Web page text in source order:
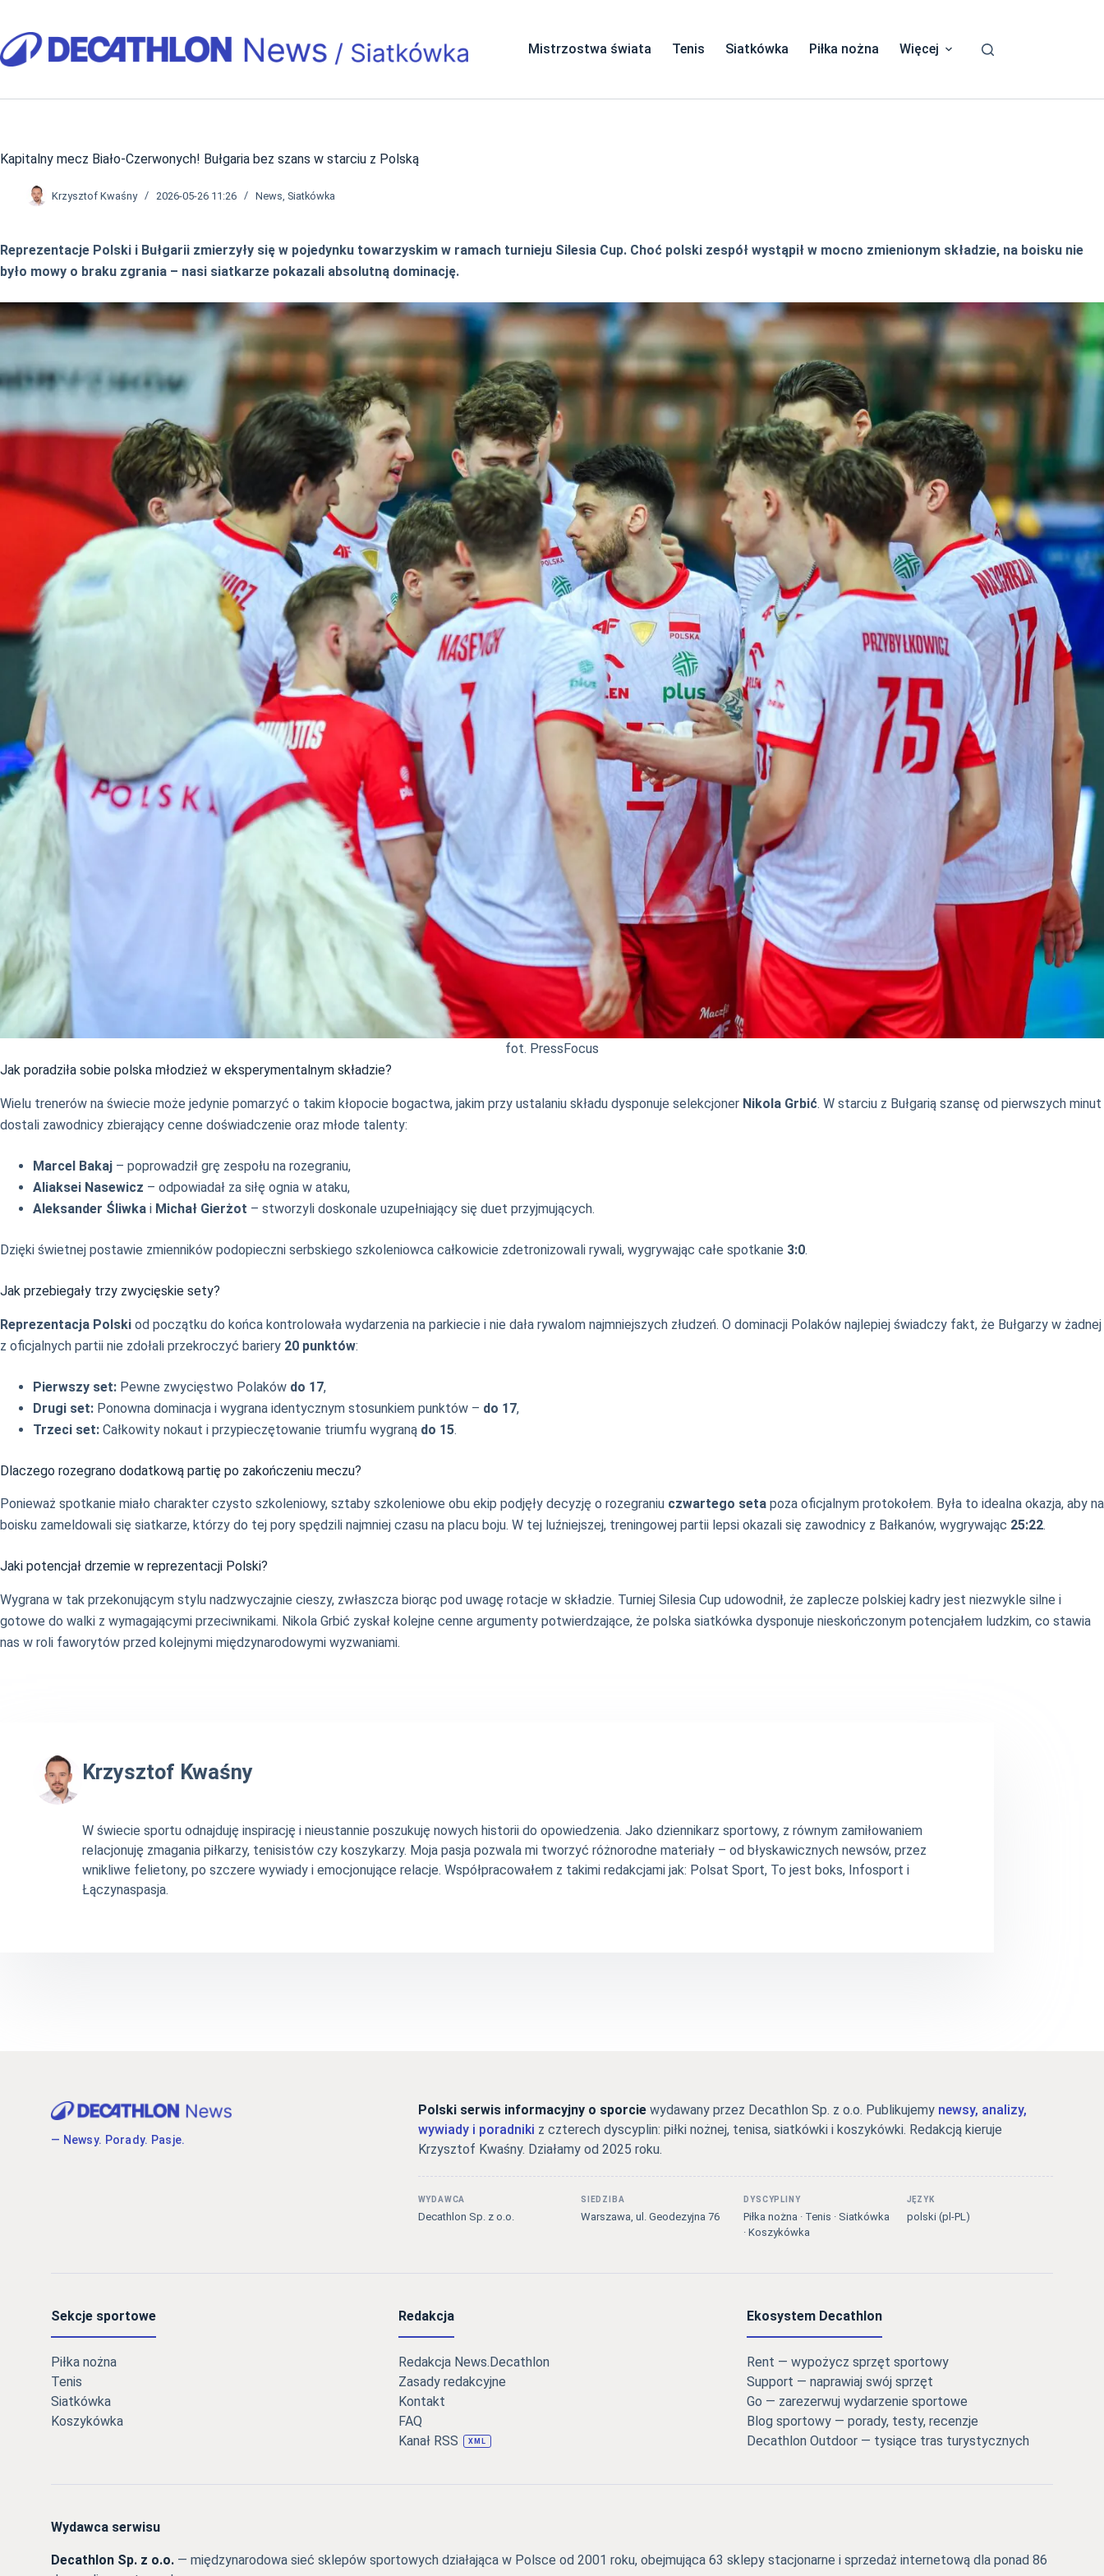
treści
Mistrzostwa świata Tenis Siatkówka Piłka nożna Więcej
Kapitalny mecz Biało-Czerwonych! Bułgaria bez szans w starciu z Polską
Krzysztof Kwaśny 2026-05-26 11:26 News Siatkówka
Reprezentacje Polski i Bułgarii zmierzyły się w pojedynku towarzyskim w ramach turnieju Silesia Cup. Choć polski zespół wystąpił w mocno zmienionym składzie, na boisku nie
było mowy o braku zgrania – nasi siatkarze pokazali absolutną dominację.
fot. PressFocus
Jak poradziła sobie polska młodzież w eksperymentalnym składzie?
Wielu trenerów na świecie może jedynie pomarzyć o takim kłopocie bogactwa, jakim przy ustalaniu składu dysponuje selekcjoner Nikola Grbić. W starciu z Bułgarią szansę od pierwszych minut
dostali zawodnicy zbierający cenne doświadczenie oraz młode talenty:
Marcel Bakaj – poprowadził grę zespołu na rozegraniu,
Aliaksei Nasewicz – odpowiadał za siłę ognia w ataku,
Aleksander Śliwka i Michał Gierżot – stworzyli doskonale uzupełniający się duet przyjmujących.
Dzięki świetnej postawie zmienników podopieczni serbskiego szkoleniowca całkowicie zdetronizowali rywali, wygrywając całe spotkanie 3:0.
Jak przebiegały trzy zwycięskie sety?
Reprezentacja Polski od początku do końca kontrolowała wydarzenia na parkiecie i nie dała rywalom najmniejszych złudzeń. O dominacji Polaków najlepiej świadczy fakt, że Bułgarzy w żadnej
z oficjalnych partii nie zdołali przekroczyć bariery 20 punktów:
Pierwszy set: Pewne zwycięstwo Polaków do 17,
Drugi set: Ponowna dominacja i wygrana identycznym stosunkiem punktów – do 17,
Trzeci set: Całkowity nokaut i przypieczętowanie triumfu wygraną do 15.
Dlaczego rozegrano dodatkową partię po zakończeniu meczu?
Ponieważ spotkanie miało charakter czysto szkoleniowy, sztaby szkoleniowe obu ekip podjęły decyzję o rozegraniu czwartego seta poza oficjalnym protokołem. Była to idealna okazja, aby na
boisku zameldowali się siatkarze, którzy do tej pory spędzili najmniej czasu na placu boju. W tej luźniejszej, treningowej partii lepsi okazali się zawodnicy z Bałkanów, wygrywając 25:22.
Jaki potencjał drzemie w reprezentacji Polski?
Wygrana w tak przekonującym stylu nadzwyczajnie cieszy, zwłaszcza biorąc pod uwagę rotacje w składzie. Turniej Silesia Cup udowodnił, że zaplecze polskiej kadry jest niezwykle silne i
gotowe do walki z wymagającymi przeciwnikami. Nikola Grbić zyskał kolejne cenne argumenty potwierdzające, że polska siatkówka dysponuje nieskończonym potencjałem ludzkim, co stawia
nas w roli faworytów przed kolejnymi międzynarodowymi wyzwaniami.
Krzysztof Kwaśny
W świecie sportu odnajduję inspirację i nieustannie poszukuję nowych historii do opowiedzenia. Jako dziennikarz sportowy, z równym zamiłowaniem
relacjonuję zmagania piłkarzy, tenisistów czy koszykarzy. Moja pasja pozwala mi tworzyć różnorodne materiały – od błyskawicznych newsów, przez
wnikliwe felietony, po szczere wywiady i emocjonujące relacje. Współpracowałem z takimi redakcjami jak: Polsat Sport, To jest boks, Infosport i
Łączynaspasja.
— Newsy. Porady. Pasje.
Polski serwis informacyjny o sporciewydawany przez Decathlon Sp. z o.o. Publikujemy newsy, analizy,
wywiady i poradniki z czterech dyscyplin: piłki nożnej, tenisa, siatkówki i koszykówki. Redakcją kieruje
Krzysztof Kwaśny. Działamy od 2025 roku.
WYDAWCA
Decathlon Sp. z o.o.
SIEDZIBA
Warszawa, ul. Geodezyjna 76
DYSCYPLINY
Piłka nożna · Tenis · Siatkówka
· Koszykówka
JĘZYK
polski (pl-PL)
Sekcje sportowe
Piłka nożna
Tenis
Siatkówka
Koszykówka
Redakcja
Redakcja News.Decathlon
Zasady redakcyjne
Kontakt
FAQ
Kanał RSS
XML
Ekosystem Decathlon
Rent — wypożycz sprzęt sportowy
Support — naprawiaj swój sprzęt
Go — zarezerwuj wydarzenie sportowe
Blog sportowy — porady, testy, recenzje
Decathlon Outdoor — tysiące tras turystycznych
Wydawca serwisu
Decathlon Sp. z o.o. — międzynarodowa sieć sklepów sportowych działająca w Polsce od 2001 roku, obejmująca 63 sklepy stacjonarne i sprzedaż internetową dla ponad 86